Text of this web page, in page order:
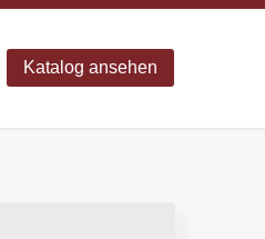
Katalog ansehen